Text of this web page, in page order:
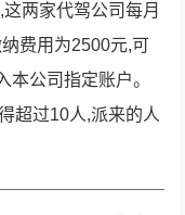
两家代驾公司每月
费用为2500元,可
本公司指定账户。
超过10人,派来的人